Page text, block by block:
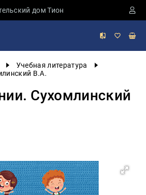
дом Тион
Учебная литература
В.А.
Сухомлинский